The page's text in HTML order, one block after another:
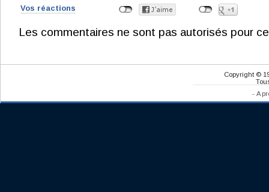
Vos réactions
Les commentaires ne sont pas autorisés pour
Copyright ©
- A